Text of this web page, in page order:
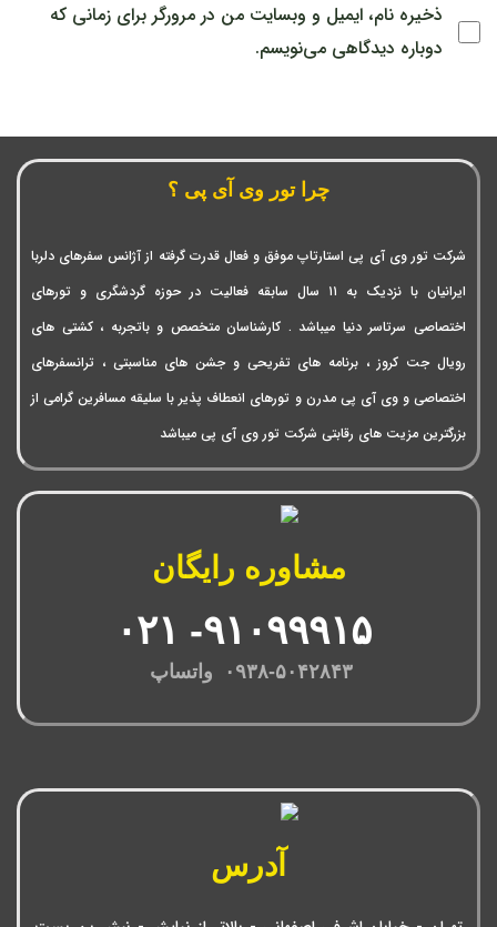
ذخیره نام، ایمیل و وبسایت من در مرورگر برای زمانی که
دوباره دیدگاهی می‌نویسم.
چرا تور وی آی پی ؟
شرکت تور وی آی پی استارتاپ موفق و فعال قدرت گرفته از آژانس سفرهای دلربا
ایرانیان با نزدیک به ۱۱ سال سابقه فعالیت در حوزه گردشگری و تورهای
اختصاصی سرتاسر دنیا میباشد . کارشناسان متخصص و باتجربه ، کشتی های
رویال جت کروز ، برنامه های تفریحی و جشن های مناسبتی ، ترانسفرهای
اختصاصی و وی آی پی مدرن و تورهای انعطاف پذیر با سلیقه مسافرین گرامی از
بزرگترین مزیت های رقابتی شرکت تور وی آی پی میباشد
مشاوره رایگان
۹۱۰۹۹۹۱۵- ۰۲۱
۰۹۳۸-۵۰۴۲۸۴۳ واتساپ
آدرس